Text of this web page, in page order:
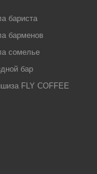
бариста
барменов
сомелье
бар
FLY COFFEE